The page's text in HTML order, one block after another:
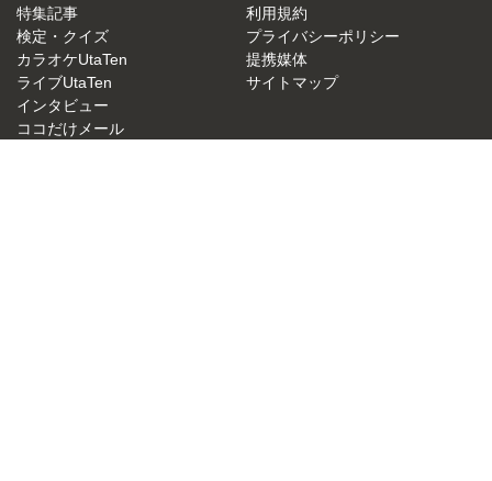
特集記事
検定・クイズ
カラオケUtaTen
ライブUtaTen
インタビュー
ココだけメール
利用規約
プライバシーポリシー
提携媒体
サイトマップ